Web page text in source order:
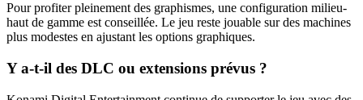
Pour profiter pleinement des graphismes, une configuration milieu-
haut de gamme est conseillée. Le jeu reste jouable sur des machines
plus modestes en ajustant les options graphiques.
Y a-t-il des DLC ou extensions prévus ?